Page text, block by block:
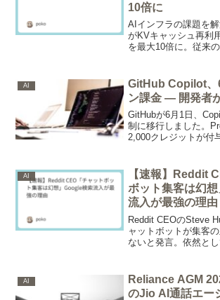
10倍に
AIインフラの課題を
がKVキャッシュ再利
を最大10倍に。従来
推論負荷を大幅に削
ストと時間を節約す
ションの全貌を解説。
AI
GitHub Copilot、
ン課金 — 開発者
GitHubが6月1日、
制に移行しました。
2,000クレジットが付
$750〜$3,000に跳ね
まり、開発者から批
す。
AI
【速報】Reddit
ボット集客は幻
流入が最強の理由
Reddit CEOのSteve
ャットボットが集客
ないと発言。依然とし
検索強化、ユーザー
上策を通じた集客の
AI
Reliance AGM
のJio AI通話エー